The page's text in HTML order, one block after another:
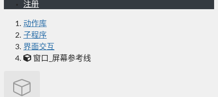
注册
动作库
子程序
界面交互
窗口_屏幕参考线